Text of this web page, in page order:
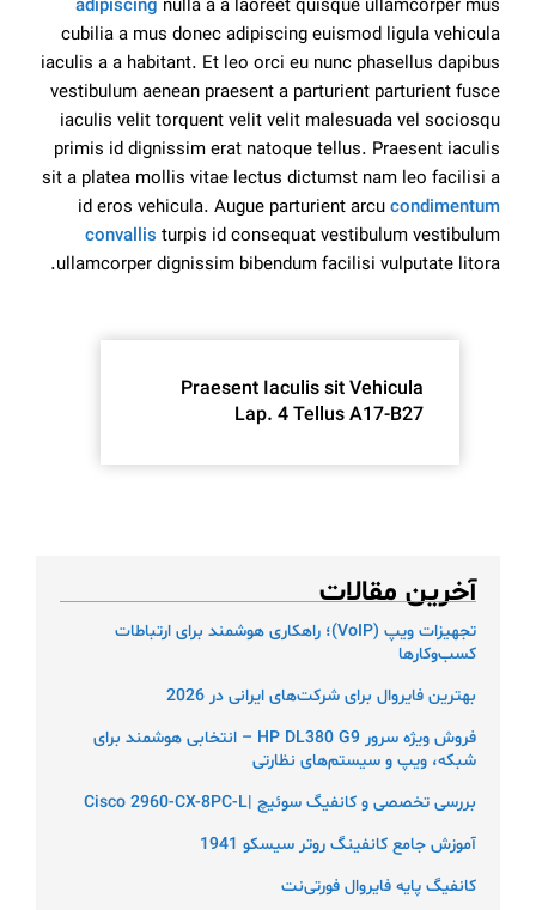
آخرین مقالات
تجهیزات ویپ (VoIP)؛ راهکاری هوشمند برای ارتباطات
کسب‌وکارها
بهترین فایروال برای شرکت‌های ایرانی در 2026
فروش ویژه سرور HP DL380 G9 – انتخابی هوشمند برای
شبکه، ویپ و سیستم‌های نظارتی
بررسی تخصصی و کانفیگ سوئیچ |Cisco 2960-CX-8PC-L
آموزش جامع کانفینگ روتر سیسکو 1941
کانفیگ پایه فایروال فورتی‌نت
adipiscing nulla a a laoreet quisque ullamcorper mus
cubilia a mus donec adipiscing euismod ligula vehicula
iaculis a a habitant. Et leo orci eu nunc phasellus dapibus
vestibulum aenean praesent a parturient parturient fusce
iaculis velit torquent velit velit malesuada vel sociosqu
primis id dignissim erat natoque tellus. Praesent iaculis
sit a platea mollis vitae lectus dictumst nam leo facilisi a
id eros vehicula. Augue parturient arcucondimentum
convallis turpis id consequat vestibulum vestibulum
ullamcorper dignissim bibendum facilisi vulputate litora.
Praesent Iaculis sit Vehicula
Lap. 4 Tellus A17-B27